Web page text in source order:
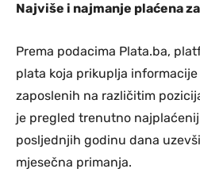
Najviše i najmanje plaćena
Prema podacima Plata.ba,
plata koja prikuplja
zaposlenih na različitim
je pregled trenutno
posljednjih godinu dana
mjesečna primanja.